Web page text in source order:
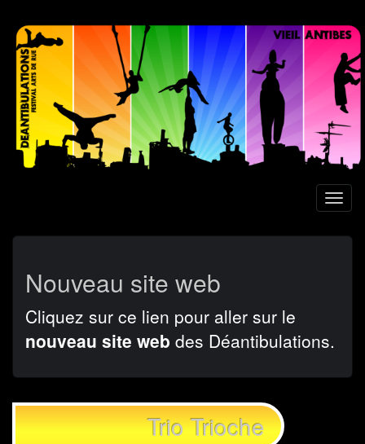
Aller
contenu
principal
Nouveau site web
Cliquez sur ce lien pour aller sur le
nouveau site web des Déantibulations.
Trio Trioche